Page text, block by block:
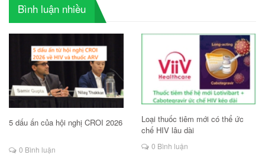
Bình luận nhiều
5 dấu ấn của hội nghị CROI 2026
0 Bình luận
Loại thuốc tiêm mới có thể ức
chế HIV lâu dài
0 Bình luận